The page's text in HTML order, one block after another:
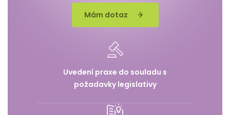
Mám dotaz
Uvedení praxe do souladu s
požadavky legislativy